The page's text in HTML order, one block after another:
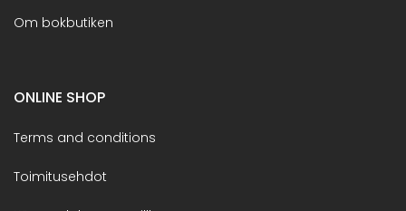
Om bokbutiken
ONLINE SHOP
Terms and conditions
Toimitusehdot